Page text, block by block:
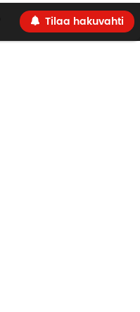
Tilaa hakuvahti